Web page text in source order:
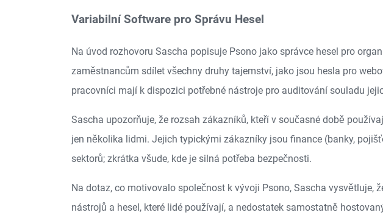
Variabilní Software pro Správu Hesel
Na úvod rozhovoru Sascha popisuje Psono jako správce hesel pro
zaměstnancům sdílet všechny druhy tajemství, jako jsou hesla pro
pracovníci mají k dispozici potřebné nástroje pro auditování souladu
Sascha upozorňuje, že rozsah zákazníků, kteří v současné době
jen několika lidmi. Jejich typickými zákazníky jsou finance (banky,
sektorů; zkrátka všude, kde je silná potřeba bezpečnosti.
Na dotaz, co motivovalo společnost k vývoji Psono, Sascha
nástrojů a hesel, které lidé používají, a nedostatek samostatně